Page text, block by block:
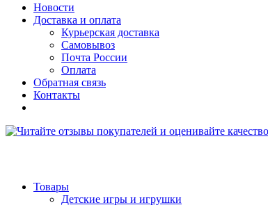
Новости
Доставка и оплата
Курьерская доставка
Самовывоз
Почта России
Оплата
Обратная связь
Контакты
Товары
Детские игры и игрушки